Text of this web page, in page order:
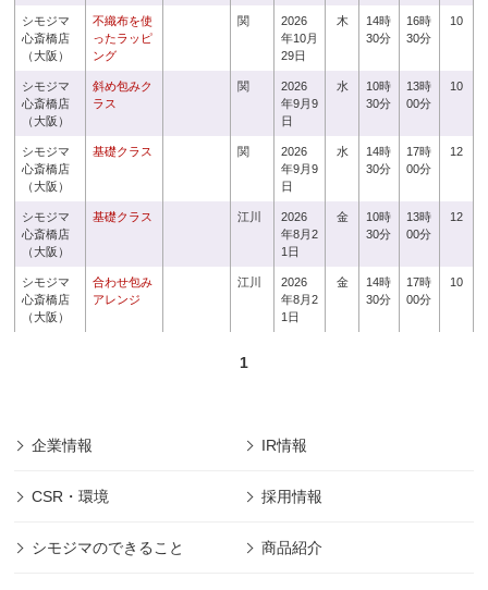
シモジマ
心斎橋店
（大阪）
不織布を使
ったラッピ
ング
関
2026
年10月
29日
木
14時
30分
16時
30分
10
シモジマ
心斎橋店
（大阪）
斜め包みク
ラス
関
2026
年9月9
日
水
10時
30分
13時
00分
10
シモジマ
心斎橋店
（大阪）
基礎クラス 関
2026
年9月9
日
水
14時
30分
17時
00分
12
シモジマ
心斎橋店
（大阪）
基礎クラス 江川
2026
年8月2
1日
金
10時
30分
13時
00分
12
シモジマ
心斎橋店
（大阪）
合わせ包み
アレンジ
江川
2026
年8月2
1日
金
14時
30分
17時
00分
10
1
企業情報 IR情報
CSR・環境 採用情報
シモジマのできること 商品紹介